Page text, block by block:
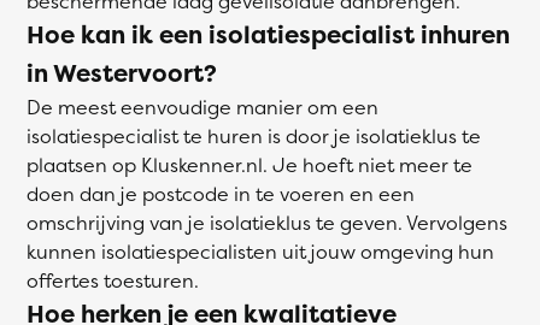
Hoe kan ik een isolatiespecialist inhuren
in Westervoort?
De meest eenvoudige manier om een
isolatiespecialist te huren is door je isolatieklus te
plaatsen op Kluskenner.nl. Je hoeft niet meer te
doen dan je postcode in te voeren en een
omschrijving van je isolatieklus te geven. Vervolgens
kunnen isolatiespecialisten uit jouw omgeving hun
offertes toesturen.
Hoe herken je een kwalitatieve